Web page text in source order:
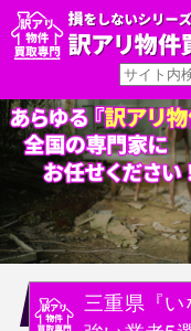
三重県『